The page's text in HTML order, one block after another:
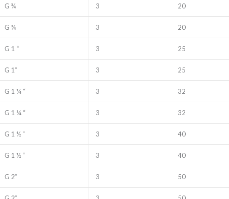
G ¾ 3 20
G ¾ 3 20
G 1 “ 3 25
G 1” 3 25
G 1 ¼ “ 3 32
G 1 ¼ “ 3 32
G 1 ½ “ 3 40
G 1 ½ “ 3 40
G 2” 3 50